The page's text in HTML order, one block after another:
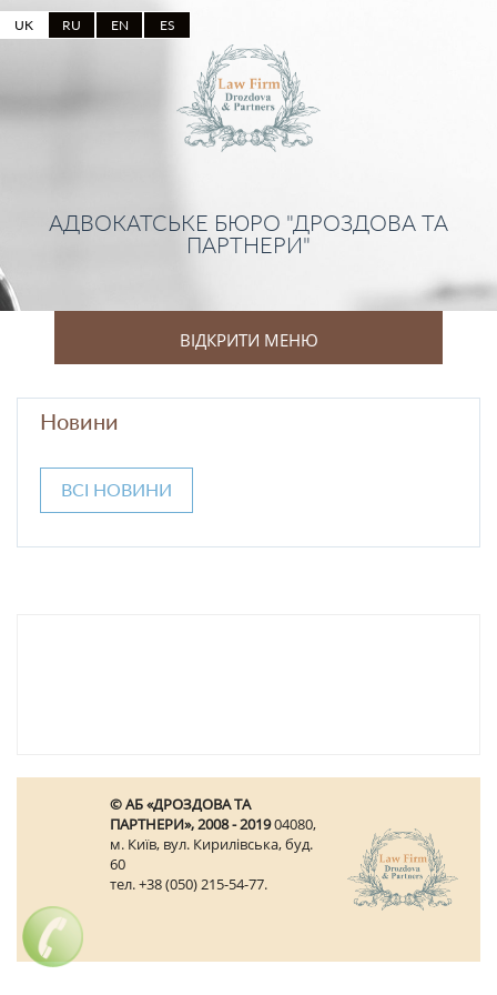
UK RU EN ES
АДВОКАТСЬКЕ БЮРО "ДРОЗДОВА ТА
ПАРТНЕРИ"
ВІДКРИТИ МЕНЮ
Новини
ВСІ НОВИНИ
© АБ «ДРОЗДОВА ТА
ПАРТНЕРИ», 2008 - 201904080,
м. Київ, вул. Кирилівська, буд.
60
тел. +38 (050) 215-54-77.